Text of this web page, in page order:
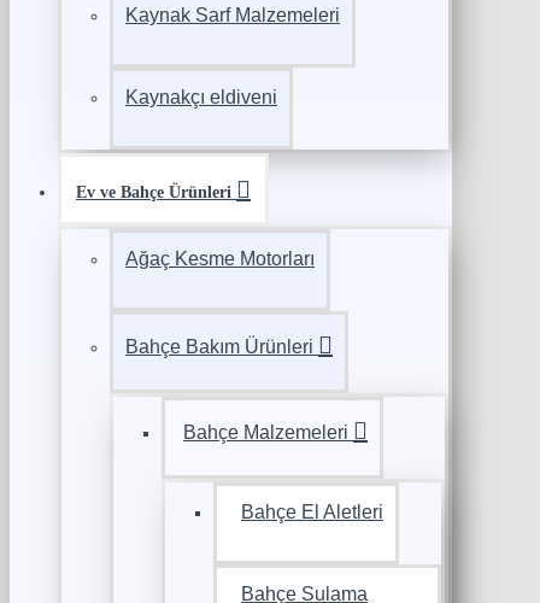
Kaynak Sarf Malzemeleri
Kaynakçı eldiveni
Ev ve Bahçe Ürünleri
Ağaç Kesme Motorları
Bahçe Bakım Ürünleri
Bahçe Malzemeleri
Bahçe El Aletleri
Bahçe Sulama